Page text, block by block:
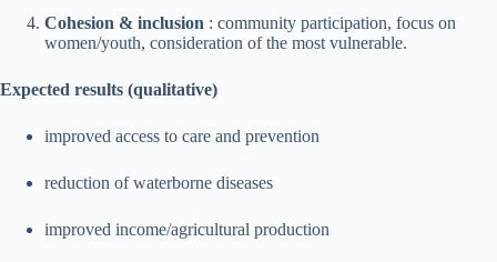
Cohesion & inclusion : community participation, focus on
women/youth, consideration of the most vulnerable.
Expected results (qualitative)
improved access to care and prevention
reduction of waterborne diseases
improved income/agricultural production